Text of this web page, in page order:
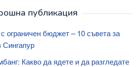
публикация
ограничен бюджет – 10 съвета за
Сингапур
Какво да ядете и да разгледате